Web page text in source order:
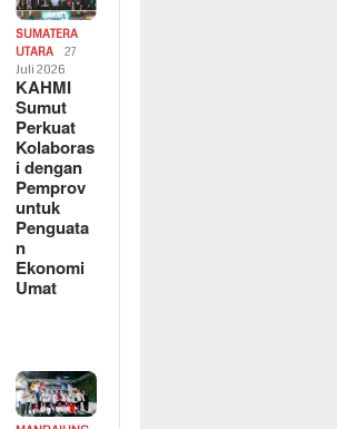
SUMATERA
UTARA
27
Juli 2026
KAHMI
Sumut
Perkuat
Kolaboras
i dengan
Pemprov
untuk
Penguata
n
Ekonomi
Umat